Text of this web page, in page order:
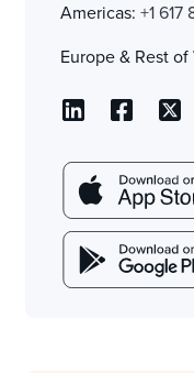
Americas: +1 617
Europe & Rest of